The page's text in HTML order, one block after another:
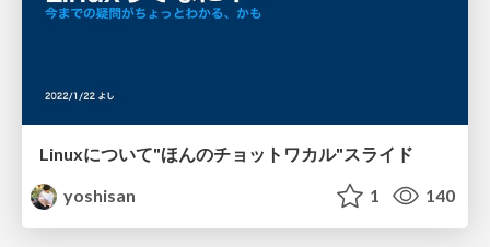
Linuxについて"ほんのチョットワカル"スライド
yoshisan
1 140